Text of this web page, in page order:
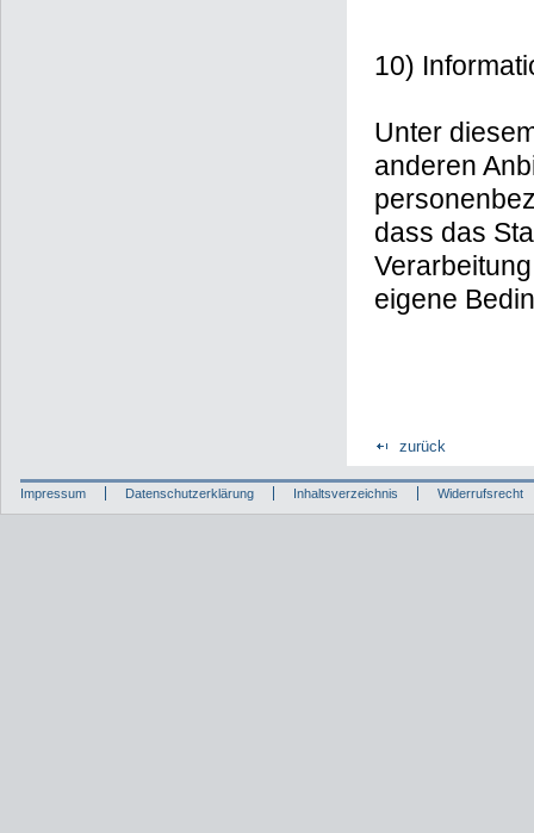
10)
Unter
anderen
dass das
eigene
zurück
Impressum Datenschutzerklärung Inhaltsverzeichnis Widerrufsrecht